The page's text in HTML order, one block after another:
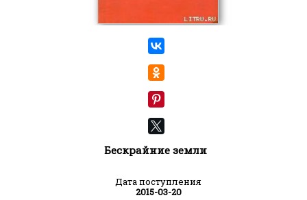
Бескрайние земли
Дата поступления
2015-03-20